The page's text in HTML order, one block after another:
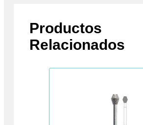
Productos
Relacionados